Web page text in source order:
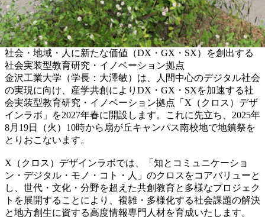
社会・地域・人に新たな価値（DX・GX・SX）を創出する
社会実装型教育研究・イノベーション拠点
金沢工業大学（学長：大澤敏）は、人間中心のデジタル社会
の実現に向け、産学共創によりDX・GX・SXを加速する社
会実装型教育研究・イノベーション拠点「X（クロス）デザ
インラボ」を2027年春に開設します。これに先立ち、2025年
8月19日（火）10時から扇が丘キャンパス南校地で地鎮祭を
とりおこないます。
X（クロス）デザインラボでは、「知とコミュニケーショ
ン・デジタル・モノ・コト・人」のクロスをコアバリューと
し、世代・文化・分野を超えた共創教育と多様なプロジェク
トを展開することにより、複雑・多様化する社会課題の解決
と地方創生に資する高度情報専門人材を育成いたします。